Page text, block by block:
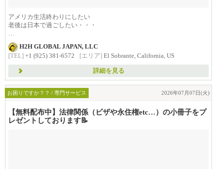
アメリカ生活終わりにしたい
老後は日本で過ごしたい・・・
様々な事情があると思います。
H2H GLOBAL JAPAN, LLC
[TEL] +1 (925) 381-6572 [エリア] El Sobrante, California, US
詳細を見る
お困りですか？？ / 専門サービス 2026年07月07日(火)
【無料配布中】法律関係（ビザや永住権etc…）の小冊子をプ
レゼントしております📝